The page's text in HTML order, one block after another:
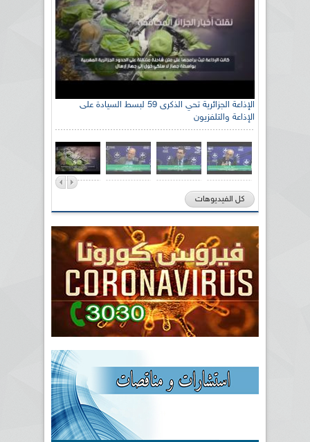
الإذاعة الجزائرية تحي الذكرى 59 لبسط السيادة على
الإذاعة والتلفزيون
كل الفيديوهات